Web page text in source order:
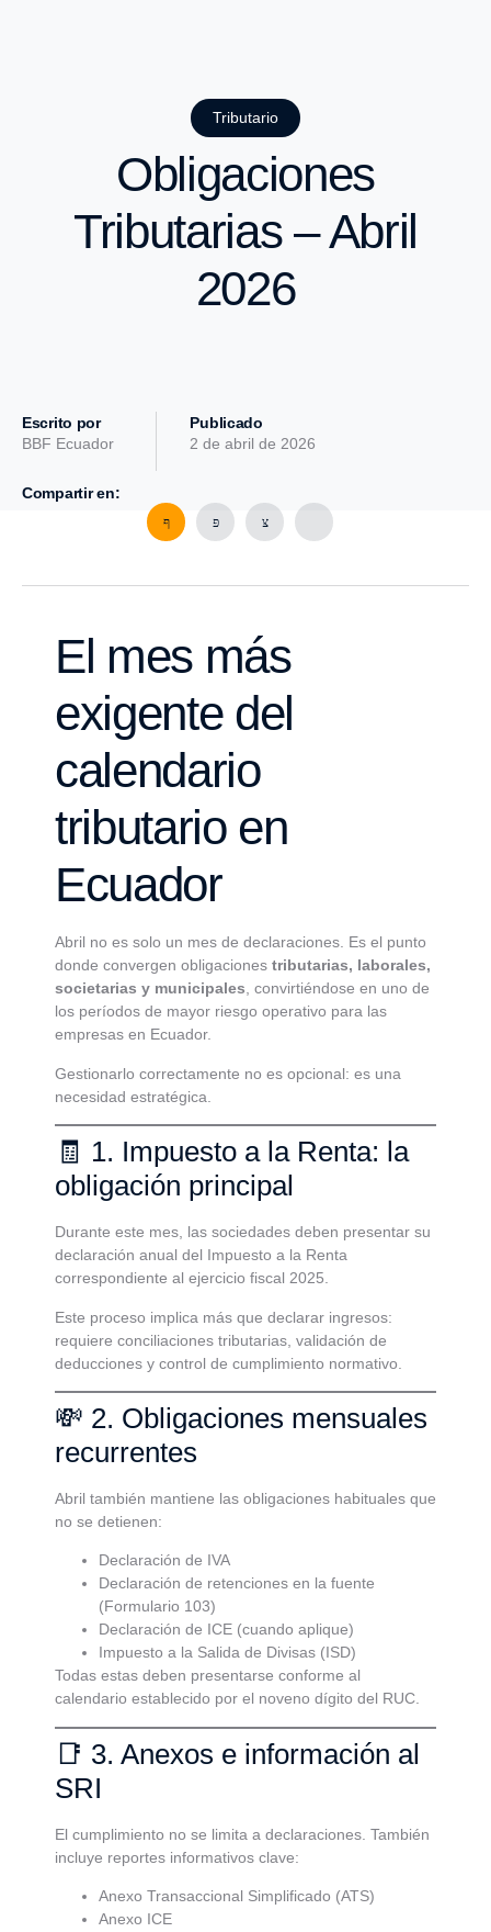
Tributario
Obligaciones
Tributarias – Abril
2026
Escrito por
BBF Ecuador
Publicado
2 de abril de 2026
Compartir en:
El mes más
exigente del
calendario
tributario en
Ecuador
Abril no es solo un mes de declaraciones. Es el punto
donde convergen obligaciones tributarias, laborales,
societarias y municipales, convirtiéndose en uno de
los períodos de mayor riesgo operativo para las
empresas en Ecuador.
Gestionarlo correctamente no es opcional: es una
necesidad estratégica.
🧾 1. Impuesto a la Renta: la
obligación principal
Durante este mes, las sociedades deben presentar su
declaración anual del Impuesto a la Renta
correspondiente al ejercicio fiscal 2025.
Este proceso implica más que declarar ingresos:
requiere conciliaciones tributarias, validación de
deducciones y control de cumplimiento normativo.
💸 2. Obligaciones mensuales
recurrentes
Abril también mantiene las obligaciones habituales que
no se detienen:
Declaración de IVA
Declaración de retenciones en la fuente
(Formulario 103)
Declaración de ICE (cuando aplique)
Impuesto a la Salida de Divisas (ISD)
Todas estas deben presentarse conforme al
calendario establecido por el noveno dígito del RUC.
📑 3. Anexos e información al
SRI
El cumplimiento no se limita a declaraciones. También
incluye reportes informativos clave:
Anexo Transaccional Simplificado (ATS)
Anexo ICE